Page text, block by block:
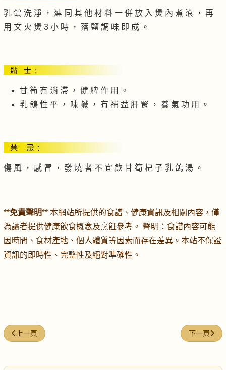
乳 鴿 洗 淨 ， 連 同 其 他 材 料 一 併 放 入 煲 內 煮 滾 ， 再
用 文 火 煲 3 小 時 ， 落 鹽 調 味 即 成 。
甘 筍 有 消 滯 ， 健 脾 作 用 。
乳 鴿 性 平 ， 味 鹹 ， 有 補 益 肝 腎 ， 養 氣 功 用 。
傷 風 ， 感 冒 ， 發 燒 者 不 宜 飲 甘 筍 杞 子 乳 鴿 湯 。
**免責聲明** 本網站所提供的食譜、健康資訊及相關內容，僅
為讀者提供健康飲食概念及烹飪參考。 聲明：食譜內容可能
因時間、食材產地、個人體質等因素而存在差異。本站不保證
資訊的即時性、完整性及絕對準確性。
上一篇文章: 川貝母雪梨燕窩
上一頁 下一篇文章
下一頁